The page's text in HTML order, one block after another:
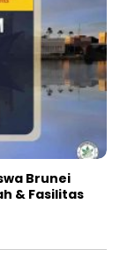
Brunei
& Fasilitas